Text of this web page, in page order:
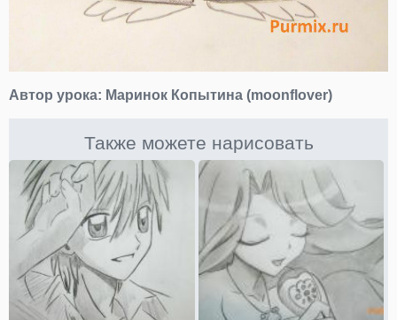
Автор урока: Маринок Копытина (moonflover)
Также можете нарисовать